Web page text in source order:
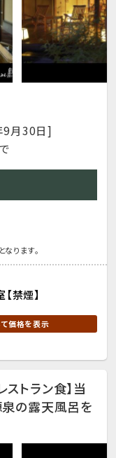
9月30日]
ります。
禁煙】
価格を表示
ストラン食】当
の露天風呂を